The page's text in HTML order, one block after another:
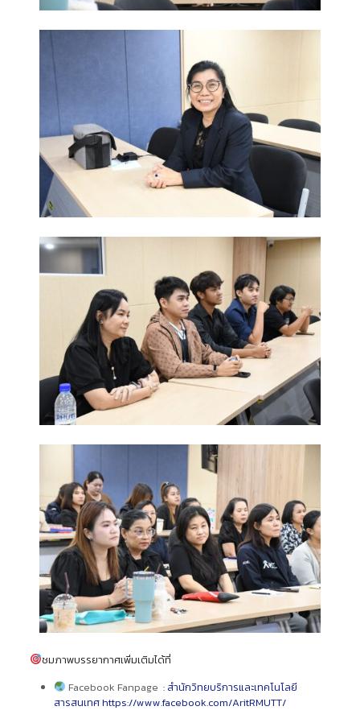
ชมภาพบรรยากาศเพิ่มเติมได้ที่
Facebook Fanpage : สำนักวิทยบริการและเทคโนโลยี
สารสนเทศ https://www.facebook.com/AritRMUTT/